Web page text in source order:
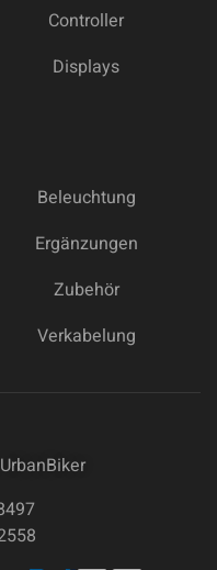
Controller
Displays
Beleuchtung
Ergänzungen
Zubehör
Verkabelung
UrbanBiker